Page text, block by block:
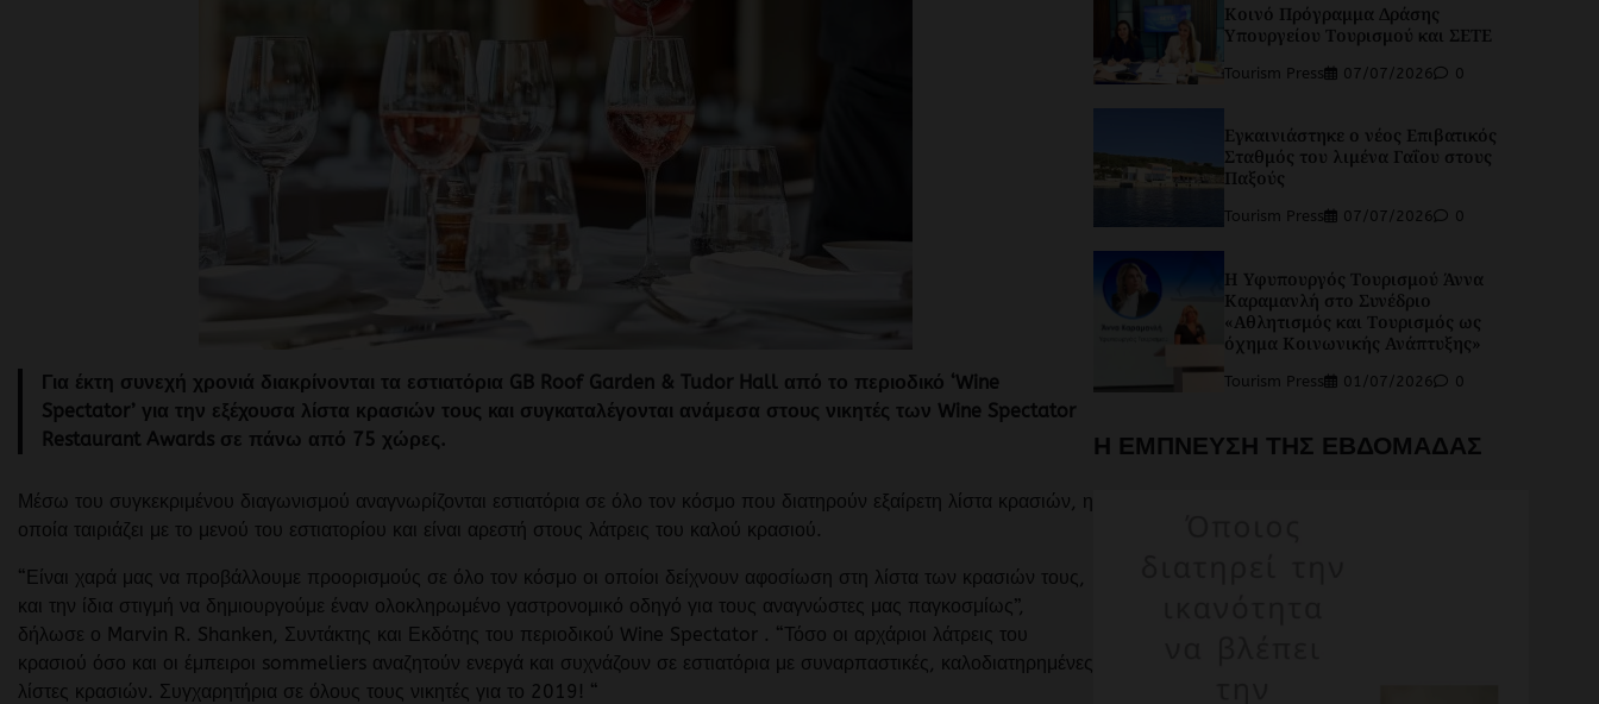
Για έκτη συνεχή χρονιά διακρίνονται τα εστιατόρια GB Roof Garden & Tudor Hall από το περιοδικό ‘Wine
Spectator’ για την εξέχουσα λίστα κρασιών τους και συγκαταλέγονται ανάμεσα στους νικητές των Wine Spectator
Restaurant Awards σε πάνω από 75 χώρες.
Μέσω του συγκεκριμένου διαγωνισμού αναγνωρίζονται εστιατόρια σε όλο τον κόσμο που διατηρούν εξαίρετη λίστα κρασιών, η
οποία ταιριάζει με το μενού του εστιατορίου και είναι αρεστή στους λάτρεις του καλού κρασιού.
“Είναι χαρά μας να προβάλλουμε προορισμούς σε όλο τον κόσμο οι οποίοι δείχνουν αφοσίωση στη λίστα των κρασιών τους,
και την ίδια στιγμή να δημιουργούμε έναν ολοκληρωμένο γαστρονομικό οδηγό για τους αναγνώστες μας παγκοσμίως”,
δήλωσε ο Marvin R. Shanken, Συντάκτης και Εκδότης του περιοδικού Wine Spectator . “Τόσο οι αρχάριοι λάτρεις του
κρασιού όσο και οι έμπειροι sommeliers αναζητούν ενεργά και συχνάζουν σε εστιατόρια με συναρπαστικές, καλοδιατηρημένες
λίστες κρασιών. Συγχαρητήρια σε όλους τους νικητές για το 2019! “
Κοινό Πρόγραμμα Δράσης
Υπουργείου Τουρισμού και ΣΕΤΕ
Tourism Press 07/07/2026 0
Εγκαινιάστηκε ο νέος Επιβατικός
Σταθμός του λιμένα Γαΐου στους
Παξούς
Tourism Press 07/07/2026 0
Η Υφυπουργός Τουρισμού Άννα
Καραμανλή στο Συνέδριο
«Αθλητισμός και Τουρισμός ως
όχημα Κοινωνικής Ανάπτυξης»
Tourism Press 01/07/2026 0
Η ΕΜΠΝΕΥΣΗ ΤΗΣ ΕΒΔΟΜΑΔΑΣ